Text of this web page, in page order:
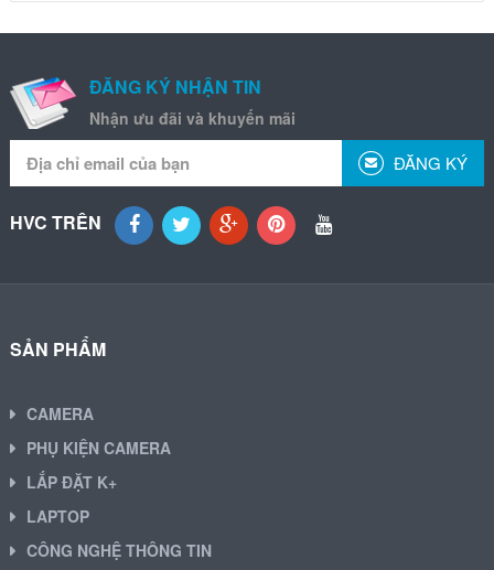
ĐĂNG KÝ NHẬN TIN
Nhận ưu đãi và khuyến mãi
ĐĂNG KÝ
HVC TRÊN
SẢN PHẨM
CAMERA
PHỤ KIỆN CAMERA
LẮP ĐẶT K+
LAPTOP
CÔNG NGHỆ THÔNG TIN